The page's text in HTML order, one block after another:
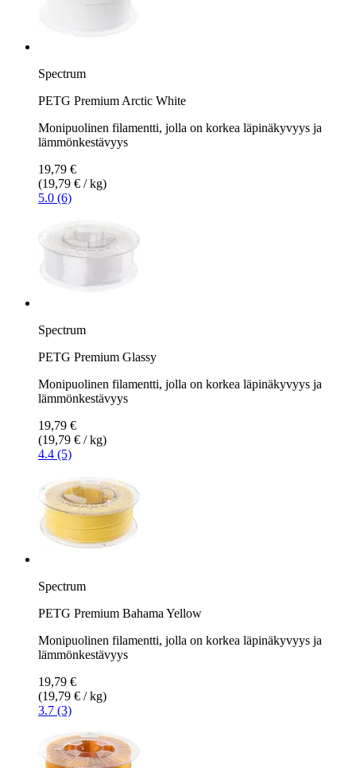
Spectrum
PETG Premium Arctic White
Monipuolinen filamentti, jolla on korkea läpinäkyvyys ja
lämmönkestävyys
19,79 €
(19,79 € / kg)
5.0 (6)
Spectrum
PETG Premium Glassy
Monipuolinen filamentti, jolla on korkea läpinäkyvyys ja
lämmönkestävyys
19,79 €
(19,79 € / kg)
4.4 (5)
Spectrum
PETG Premium Bahama Yellow
Monipuolinen filamentti, jolla on korkea läpinäkyvyys ja
lämmönkestävyys
19,79 €
(19,79 € / kg)
3.7 (3)